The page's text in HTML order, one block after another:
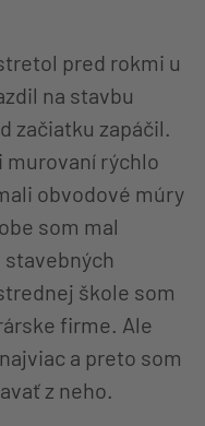
pred rokmi u
na stavbu
začiatku zapáčil.
murovaní rýchlo
obvodové múry
som mal
škole som
firme. Ale
a preto som
z neho.